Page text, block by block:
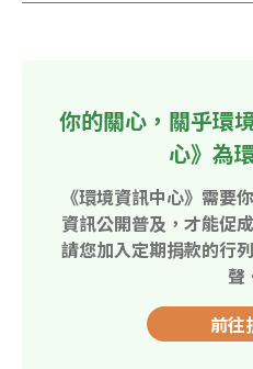
你的關心，關乎環
心》為
《環境資訊中心》需要
資訊公開普及，才能促
請您加入定期捐款的行
聲
前往